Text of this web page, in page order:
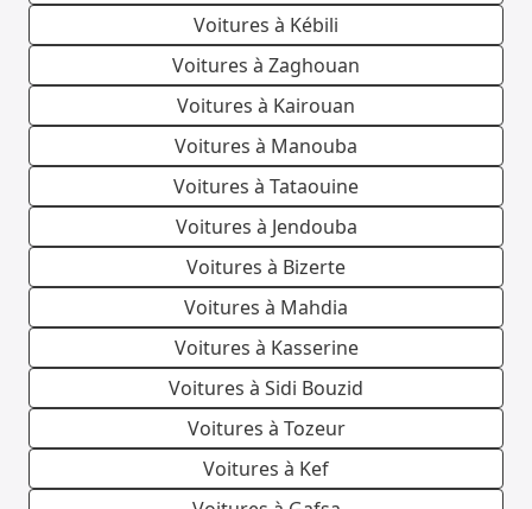
Voitures à Kébili
Voitures à Zaghouan
Voitures à Kairouan
Voitures à Manouba
Voitures à Tataouine
Voitures à Jendouba
Voitures à Bizerte
Voitures à Mahdia
Voitures à Kasserine
Voitures à Sidi Bouzid
Voitures à Tozeur
Voitures à Kef